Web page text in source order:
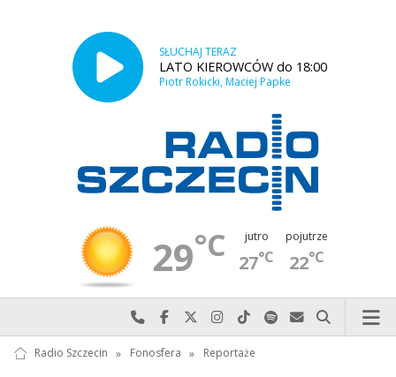
SŁUCHAJ TERAZ
LATO KIEROWCÓW do 18:00
Piotr Rokicki, Maciej Papke
29°C jutro
27°C
pojutrze
22°C
Najlepiej po prostu do nas zadzwoń
Odwiedź nas na Facebook-u
Odwiedź nas na X
Odwiedź nas na Instagram-ie
Odwiedź nas na TikTok-u
Szukaj nas na Spotify
Wyślij do nas
Szukaj
Radio Szczecin » Fonosfera » Reportaże